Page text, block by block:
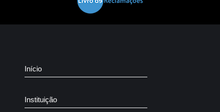
Início
Instituição